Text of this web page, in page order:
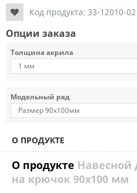
Код продукта: 33-12010-02
Опции заказа
Толщина акрила
Модельный ряд
О ПРОДУКТЕ
О продукте Навесной
на крючок 90х100 мм